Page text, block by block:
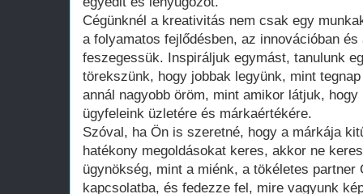
Cégünknél a kreativitás nem csak egy
a folyamatos fejlődésben, az innovációban
feszegessük. Inspiráljuk egymást, tanulunk
törekszünk, hogy jobbak legyünk, mint
annál nagyobb öröm, mint amikor látjuk,
ügyfeleink üzletére és márkaértékére.
Szóval, ha Ön is szeretné, hogy a márkája
hatékony megoldásokat keres, akkor ne
ügynökség, mint a miénk, a tökéletes partner
kapcsolatba, és fedezze fel, mire vagyunk